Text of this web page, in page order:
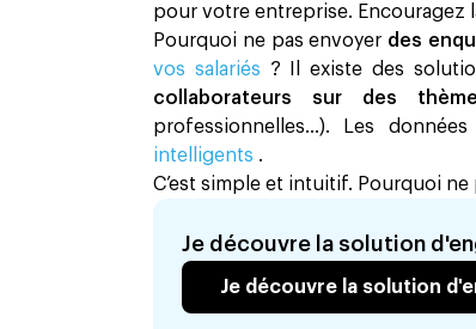
pour votre entreprise. Encouragez
Pourquoi ne pas envoyer des
vos salariés ? Il existe des
collaborateurs sur des
professionnelles...). Les
intelligents .
C’est simple et intuitif. Pourquoi ne
Je découvre la solution
Je découvre la solution